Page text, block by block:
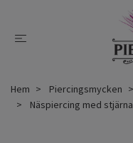
Hem Piercingsmycken
Näspiercing med stjärna